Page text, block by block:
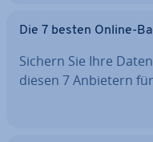
Die 7 besten Online-
Sichern Sie Ihre
diesen 7 Anbietern